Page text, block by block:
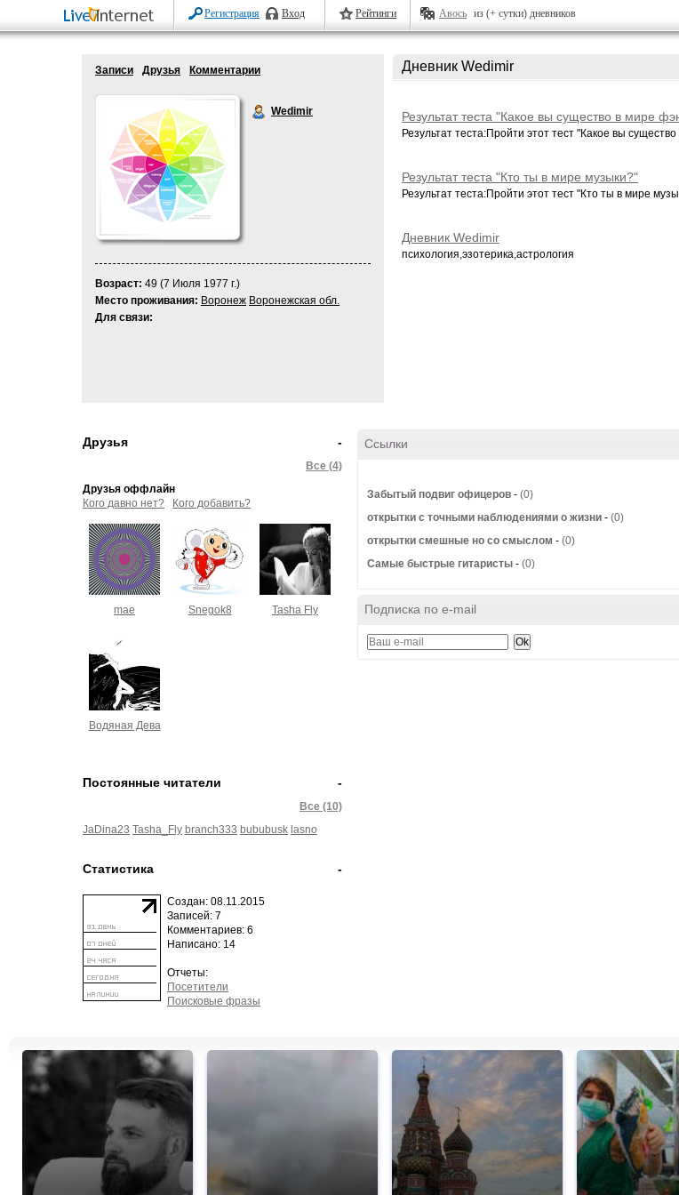
Регистрация Вход Рейтинги Авось из (+ сутки) дневников
Записи Друзья Комментарии
Wedimir
Возраст: 49 (7 Июля 1977 г.)
Место проживания: Воронеж Воронежская обл.
Для связи:
Дневник Wedimir
Результат теста "Какое вы существо в мире
Результат теста:Пройти этот тест "Какое вы
Результат теста "Кто ты в мире музыки?"
Результат теста:Пройти этот тест "Кто ты в мире
Дневник Wedimir
психология,эзотерика,астрология
-
Друзья
Все (4)
Друзья оффлайн
Кого давно нет?
Кого добавить?
mae Snegok8 Tasha Fly
Водяная Дева
-
Постоянные читатели
Все (10)
JaDina23 Tasha_Fly branch333 bububusk lasno
-
Статистика
Создан: 08.11.2015
Записей: 7
Комментариев: 6
Написано: 14
Отчеты:
Посетители
Поисковые фразы
Ссылки
Забытый подвиг офицеров - (0)
открытки с точными наблюдениями о жизни - (0)
открытки смешные но со смыслом - (0)
Самые быстрые гитаристы - (0)
Подписка по e-mail